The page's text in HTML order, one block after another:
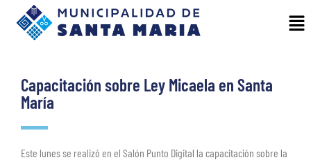
Capacitación sobre Ley Micaela en Santa
María
Este lunes se realizó en el Salón Punto Digital la capacitación sobre la